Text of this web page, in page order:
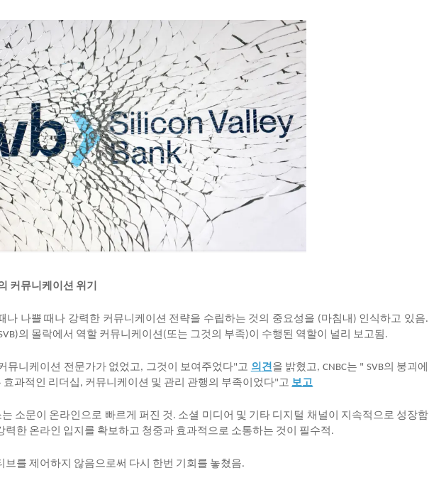
커뮤니케이션 위기
나 나쁠 때나 강력한 커뮤니케이션 전략을 수립하는 것의 중요성을 (마침내 ) 인식하고 있음.
의 몰락에서 역할 커뮤니케이션 (또는 그것의 부족)이 수행된 역할이 널리 보고됨 .
뮤니케이션 전문가가 없었고, 그것이 보여주었다"고 의 견을 밝혔고, CNBC는 " SVB의 붕괴에
효과적인 리더십 , 커뮤니케이션 및 관리 관행의 부족이었다"고 보고
는 소문이 온라인으로 빠르게 퍼진 것 . 소셜 미디어 및 기타 디지털 채널이 지속적으로 성장함
력한 온라인 입지를 확보하고 청중과 효과적으로 소통하는 것이 필수적 .
브를 제어하지 않음으로써 다시 한번 기회를 놓쳤음.